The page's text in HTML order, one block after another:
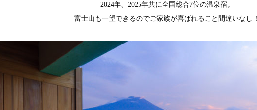
2024年、2025年共に全国総合7位の温泉宿。
富士山も一望できるのでご家族が喜ばれること間違いなし！